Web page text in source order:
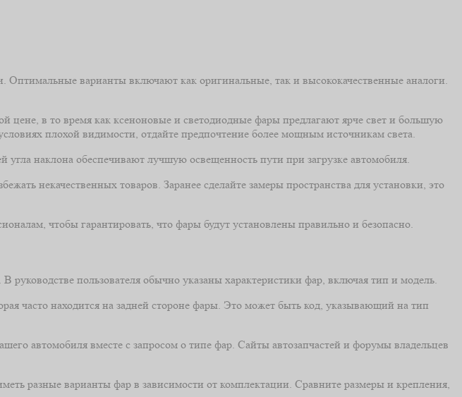
варианты включают как оригинальные, так и высококачественные аналоги.
в то время как ксеноновые и светодиодные фары предлагают ярче свет и большую
плохой видимости, отдайте предпочтение более мощным источникам света.
наклона обеспечивают лучшую освещенность пути при загрузке автомобиля.
некачественных товаров. Заранее сделайте замеры пространства для установки, это
чтобы гарантировать, что фары будут установлены правильно и безопасно.
пользователя обычно указаны характеристики фар, включая тип и модель.
часто находится на задней стороне фары. Это может быть код, указывающий на тип
автомобиля вместе с запросом о типе фар. Сайты автозапчастей и форумы владельцев
разные варианты фар в зависимости от комплектации. Сравните размеры и крепления,